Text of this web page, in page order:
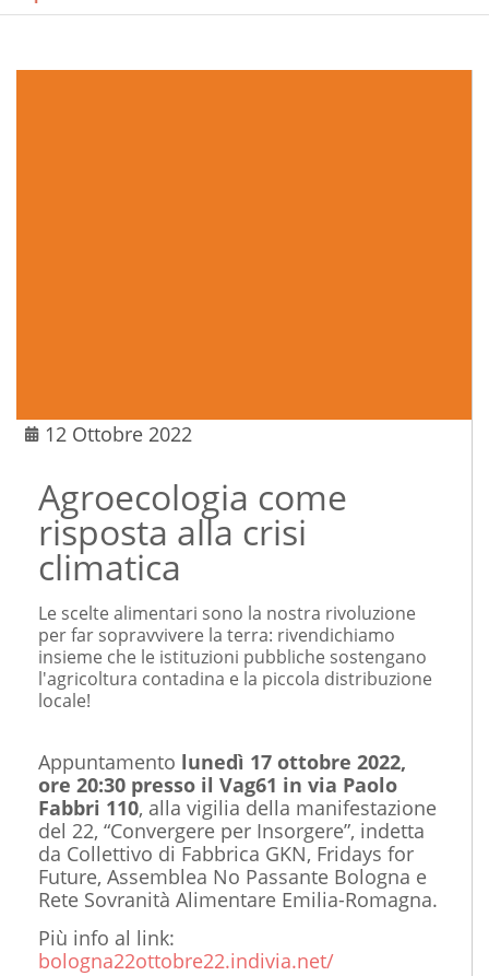
12 Ottobre 2022
Agroecologia come
risposta alla crisi
climatica
Le scelte alimentari sono la nostra rivoluzione
per far sopravvivere la terra: rivendichiamo
insieme che le istituzioni pubbliche sostengano
l'agricoltura contadina e la piccola distribuzione
locale!
Appuntamento lunedì 17 ottobre 2022,
ore 20:30 presso il Vag61 in via Paolo
Fabbri 110, alla vigilia della manifestazione
del 22, “Convergere per Insorgere”, indetta
da Collettivo di Fabbrica GKN, Fridays for
Future, Assemblea No Passante Bologna e
Rete Sovranità Alimentare Emilia-Romagna.
Più info al link:
bologna22ottobre22.indivia.net/